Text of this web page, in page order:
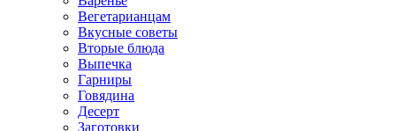
Вегетарианцам
Вкусные советы
Вторые блюда
Выпечка
Гарниры
Говядина
Десерт
Заготовки